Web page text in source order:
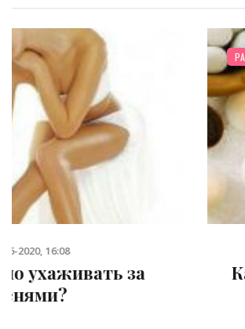
РАЗНОЕ
Как приготовить
маски своими